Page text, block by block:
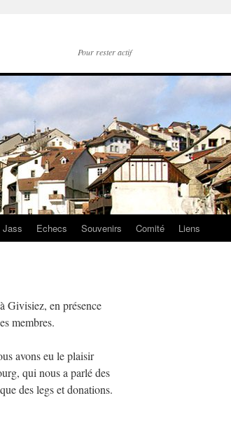
Pour rester actif
Jass Echecs Souvenirs Comité Liens
Givisiez, en présence
membres.
avons eu le plaisir
qui nous a parlé des
des legs et donations.